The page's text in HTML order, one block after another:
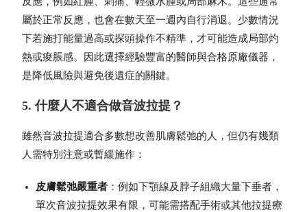
屬於正常反應，也會在數天至一週內自行消退。少數情況
下若施打能量過高或探頭操作不精準，才可能造成局部灼
熱或痠脹感。因此選擇經驗豐富的醫師與合格原廠儀器，
是降低風險與避免後遺症的關鍵。
5. 什麼人不適合做音波拉提？
雖然音波拉提適合多數想改善肌膚鬆弛的人，但仍有幾類
人需特別注意或暫緩施作：
皮膚鬆弛嚴重者 ：例如下顎線及脖子組織大量下垂者，
單次音波拉提效果有限，可能需搭配手術或其他拉提療